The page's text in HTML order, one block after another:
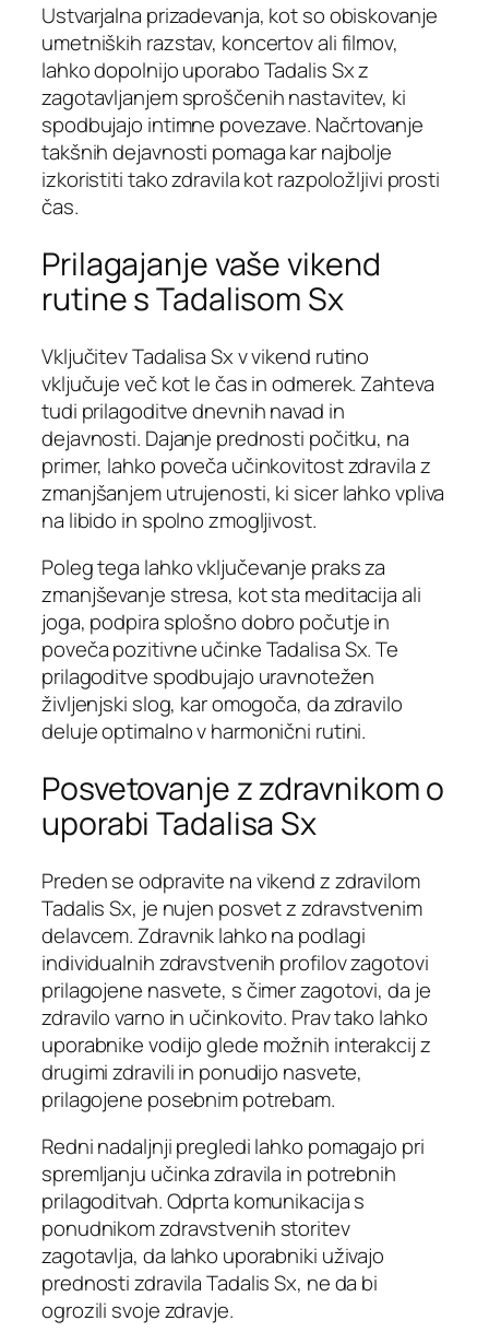
Ustvarjalna prizadevanja, kot so obiskovanje
umetniških razstav, koncertov ali filmov,
lahko dopolnijo uporabo Tadalis Sx z
zagotavljanjem sproščenih nastavitev, ki
spodbujajo intimne povezave. Načrtovanje
takšnih dejavnosti pomaga kar najbolje
izkoristiti tako zdravila kot razpoložljivi prosti
čas.
Prilagajanje vaše vikend
rutine s Tadalisom Sx
Vključitev Tadalisa Sx v vikend rutino
vključuje več kot le čas in odmerek. Zahteva
tudi prilagoditve dnevnih navad in
dejavnosti. Dajanje prednosti počitku, na
primer, lahko poveča učinkovitost zdravila z
zmanjšanjem utrujenosti, ki sicer lahko vpliva
na libido in spolno zmogljivost.
Poleg tega lahko vključevanje praks za
zmanjševanje stresa, kot sta meditacija ali
joga, podpira splošno dobro počutje in
poveča pozitivne učinke Tadalisa Sx. Te
prilagoditve spodbujajo uravnotežen
življenjski slog, kar omogoča, da zdravilo
deluje optimalno v harmonični rutini.
Posvetovanje z zdravnikom o
uporabi Tadalisa Sx
Preden se odpravite na vikend z zdravilom
Tadalis Sx, je nujen posvet z zdravstvenim
delavcem. Zdravnik lahko na podlagi
individualnih zdravstvenih profilov zagotovi
prilagojene nasvete, s čimer zagotovi, da je
zdravilo varno in učinkovito. Prav tako lahko
uporabnike vodijo glede možnih interakcij z
drugimi zdravili in ponudijo nasvete,
prilagojene posebnim potrebam.
Redni nadaljnji pregledi lahko pomagajo pri
spremljanju učinka zdravila in potrebnih
prilagoditvah. Odprta komunikacija s
ponudnikom zdravstvenih storitev
zagotavlja, da lahko uporabniki uživajo
prednosti zdravila Tadalis Sx, ne da bi
ogrozili svoje zdravje.